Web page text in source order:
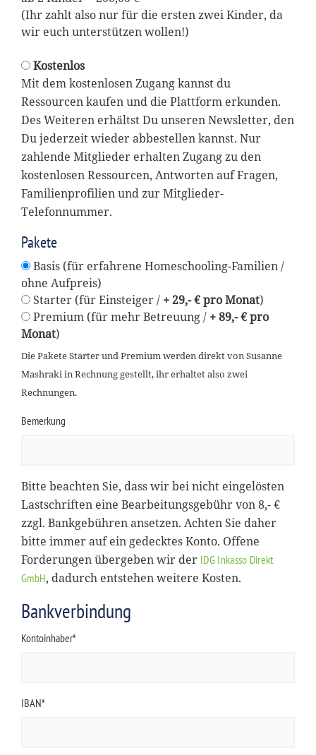
(Ihr zahlt also nur für die ersten zwei Kinder, da
wir euch unterstützen wollen!)
Kostenlos
Mit dem kostenlosen Zugang kannst du
Ressourcen kaufen und die Plattform erkunden.
Des Weiteren erhältst Du unseren Newsletter, den
Du jederzeit wieder abbestellen kannst. Nur
zahlende Mitglieder erhalten Zugang zu den
kostenlosen Ressourcen, Antworten auf Fragen,
Familienprofilien und zur Mitglieder-
Telefonnummer.
Pakete
Basis (für erfahrene Homeschooling-Familien /
ohne Aufpreis)
Starter (für Einsteiger / + 29,- € pro Monat)
Premium (für mehr Betreuung / + 89,- € pro
Monat)
Die Pakete Starter und Premium werden direkt von Susanne
Mashraki in Rechnung gestellt, ihr erhaltet also zwei
Rechnungen.
Bemerkung
Bitte beachten Sie, dass wir bei nicht eingelösten
Lastschriften eine Bearbeitungsgebühr von 8,- €
zzgl. Bankgebühren ansetzen. Achten Sie daher
bitte immer auf ein gedecktes Konto. Offene
Forderungen übergeben wir der IDG Inkasso Direkt
GmbH, dadurch entstehen weitere Kosten.
Bankverbindung
Kontoinhaber*
IBAN*